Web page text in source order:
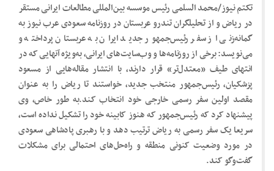
تکتم نیوز/محمد السلمی رئیس موسسه بین‌المللی مطالعات ایرانی مستقر
در ریاض و از تحلیلگران تندرو عربستان در روزنامه سعودی عرب نیوز به
گمانه‌زنی از سفر رئیس‌جمهور جدید ایران به عربستان پرداخته و
می‌نویسد: برخی از روزنامه‌‌‌ها و وب‌سایت‌‌‌های ایرانی، به‌‌‌ویژه آنهایی که در
انتهای طیف «معتدل‌‌‌تر» قرار دارند، با انتشار مقاله‌‌‌هایی از مسعود
پزشکیان، رئیس‌‌‌جمهور منتخب جدید، خواستند تا ریاض را به عنوان
مقصد اولین سفر رسمی خارجی خود انتخاب کند.به طور خاص، وی
پیشنهاد کرد که رئیس‌جمهور که هنوز کابینه خود را تشکیل نداده است،
سریعا یک سفر رسمی به ریاض ترتیب دهد و با رهبری پادشاهی سعودی
در مورد وضعیت کنونی منطقه و راه‌حل‌های احتمالی برای مشکلات
گفت‌وگو کند.